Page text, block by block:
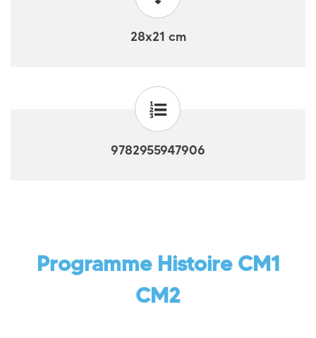
28x21 cm
9782955947906
Programme Histoire CM1
CM2